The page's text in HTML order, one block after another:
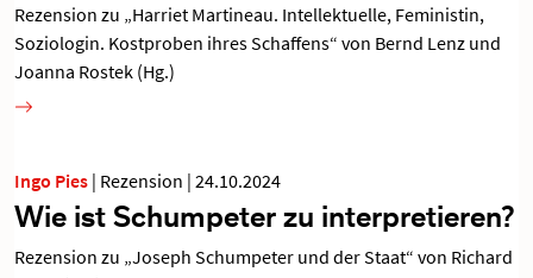
Rezension zu „Harriet Martineau. Intellektuelle, Feministin,
Soziologin. Kostproben ihres Schaffens“ von Bernd Lenz und
Joanna Rostek (Hg.)
Ingo Pies | Rezension | 24.10.2024
Wie ist Schumpeter zu interpretieren?
Rezension zu „Joseph Schumpeter und der Staat“ von Richard